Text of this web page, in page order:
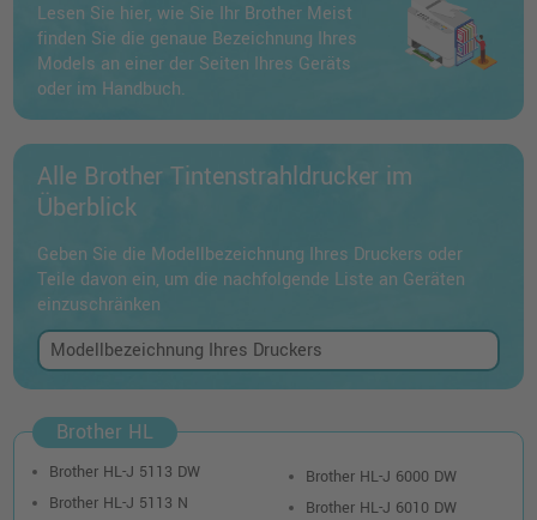
Lesen Sie hier, wie Sie Ihr Brother Meist
finden Sie die genaue Bezeichnung Ihres
Models an einer der Seiten Ihres Geräts
oder im Handbuch.
Alle Brother Tintenstrahldrucker im
Überblick
Geben Sie die Modellbezeichnung Ihres Druckers oder
Teile davon ein, um die nachfolgende Liste an Geräten
einzuschränken
Brother HL
Brother HL-J 5113 DW
Brother HL-J 5113 N
Brother HL-J 6000 DW
Brother HL-J 6010 DW